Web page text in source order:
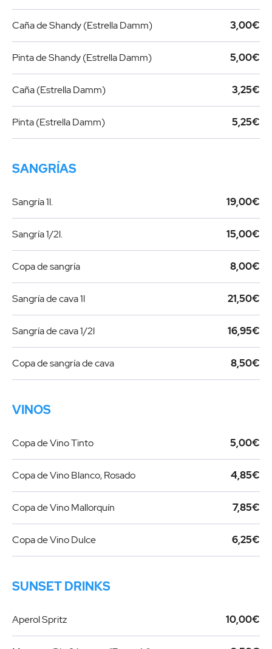
Caña de Shandy (Estrella Damm) 3,00€
Pinta de Shandy (Estrella Damm) 5,00€
Caña (Estrella Damm) 3,25€
Pinta (Estrella Damm) 5,25€
SANGRÍAS
Sangría 1l. 19,00€
Sangría 1/2l. 15,00€
Copa de sangría 8,00€
Sangría de cava 1l 21,50€
Sangría de cava 1/2l 16,95€
Copa de sangría de cava 8,50€
VINOS
Copa de Vino Tinto 5,00€
Copa de Vino Blanco, Rosado 4,85€
Copa de Vino Mallorquín 7,85€
Copa de Vino Dulce 6,25€
SUNSET DRINKS
Aperol Spritz 10,00€